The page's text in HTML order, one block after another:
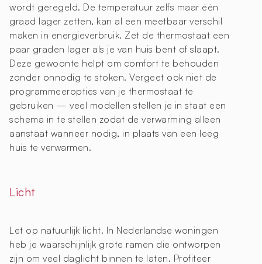
wordt geregeld. De temperatuur zelfs maar één
graad lager zetten, kan al een meetbaar verschil
maken in energieverbruik. Zet de thermostaat een
paar graden lager als je van huis bent of slaapt.
Deze gewoonte helpt om comfort te behouden
zonder onnodig te stoken. Vergeet ook niet de
programmeeropties van je thermostaat te
gebruiken — veel modellen stellen je in staat een
schema in te stellen zodat de verwarming alleen
aanstaat wanneer nodig, in plaats van een leeg
huis te verwarmen.
Licht
Let op natuurlijk licht. In Nederlandse woningen
heb je waarschijnlijk grote ramen die ontworpen
zijn om veel daglicht binnen te laten. Profiteer